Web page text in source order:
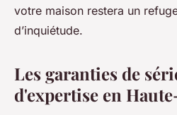
votre maison restera un
d’inquiétude.
Les garanties de
d'expertise en